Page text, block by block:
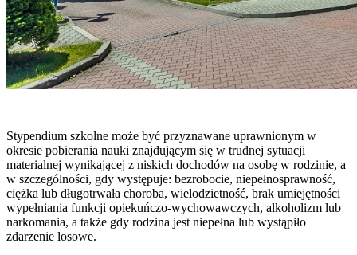
Stypendium szkolne może być przyznawane uprawnionym w
okresie pobierania nauki znajdującym się w trudnej sytuacji
materialnej wynikającej z niskich dochodów na osobę w rodzinie, a
w szczególności, gdy występuje: bezrobocie, niepełnosprawność,
ciężka lub długotrwała choroba, wielodzietność, brak umiejętności
wypełniania funkcji opiekuńczo-wychowawczych, alkoholizm lub
narkomania, a także gdy rodzina jest niepełna lub wystąpiło
zdarzenie losowe.